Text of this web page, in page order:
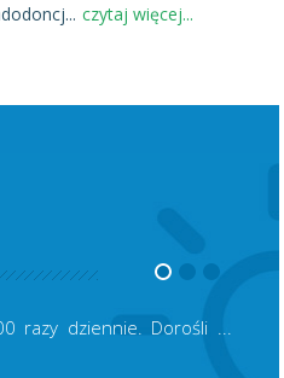
... czytaj więcej...
razy dziennie. Dorośli ...